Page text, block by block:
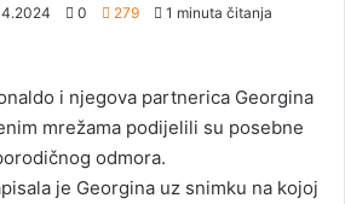
0 279 1 minuta čitanja
i njegova partnerica Georgina
mrežama podijelili su posebne
odmora.
je Georgina uz snimku na kojoj